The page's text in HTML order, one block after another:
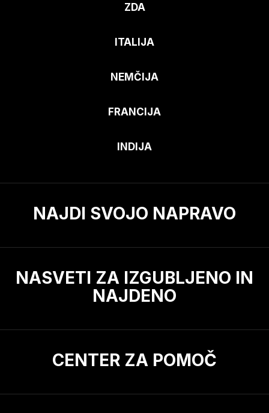
ZDA
ITALIJA
NEMČIJA
FRANCIJA
INDIJA
NAJDI SVOJO NAPRAVO
NASVETI ZA IZGUBLJENO IN
NAJDENO
CENTER ZA POMOČ